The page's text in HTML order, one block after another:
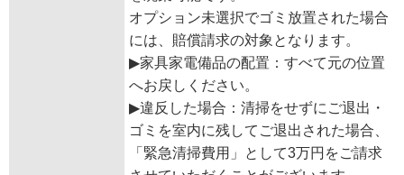
オプション未選択でゴミ放置された場合
には、賠償請求の対象となります。
▶︎家具家電備品の配置：すべて元の位置
へお戻しください。
▶︎違反した場合：清掃をせずにご退出・
ゴミを室内に残してご退出された場合、
「緊急清掃費用」として3万円をご請求